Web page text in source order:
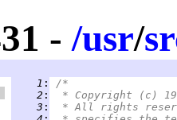
-/usr/
   1
:
/*
   2
:
* Copyright (c)
   3
:
* All rights